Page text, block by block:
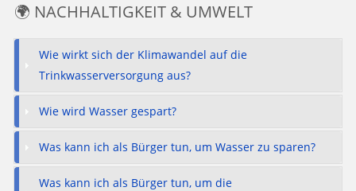
🌍 NACHHALTIGKEIT & UMWELT
Wie wirkt sich der Klimawandel auf die
Trinkwasserversorgung aus?
Wie wird Wasser gespart?
Was kann ich als Bürger tun, um Wasser zu sparen?
Was kann ich als Bürger tun, um die